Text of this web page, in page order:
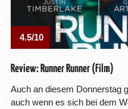
4.5/10
Review: Runner Runner (Film)
Auch an diesem Donnerstag
auch wenn es sich bei dem